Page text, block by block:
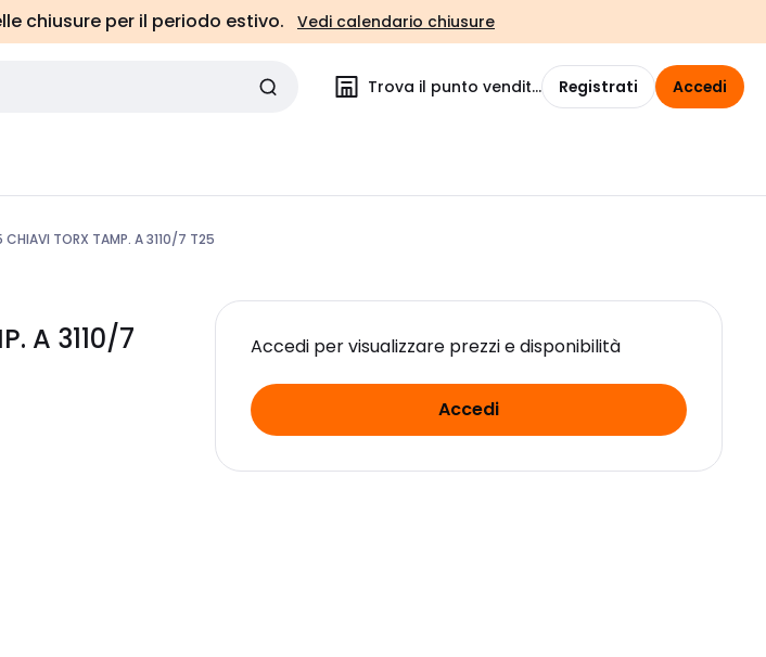
chiusure per il periodo estivo. Vedi calendario chiusure
Trova il punto vendita Registrati Accedi
TORX TAMP. A 3110/7 T25
A 3110/7
Accedi per visualizzare prezzi e disponibilità
Accedi